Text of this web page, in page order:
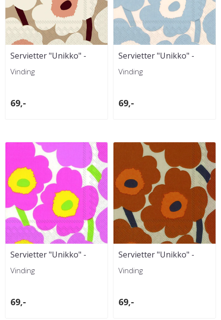
Servietter "Unikko" -
Krem
Vinding
69,-
Servietter "Unikko" -
Krem/Lys blå
Vinding
69,-
Servietter "Unikko" -
Rosa/Gul
Vinding
69,-
Servietter "Unikko" -
Terracotta
Vinding
69,-